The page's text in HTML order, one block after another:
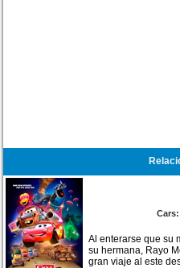
Al enterarse que su
su hermana, Rayo
gran viaje al este